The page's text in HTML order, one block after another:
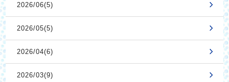
2026/06(5)
2026/05(5)
2026/04(6)
2026/03(9)